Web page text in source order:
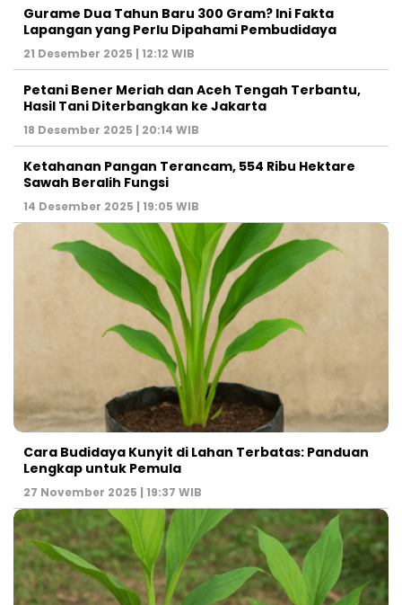
Gurame Dua Tahun Baru 300 Gram? Ini Fakta
Lapangan yang Perlu Dipahami Pembudidaya
21 Desember 2025 | 12:12 WIB
Petani Bener Meriah dan Aceh Tengah Terbantu,
Hasil Tani Diterbangkan ke Jakarta
18 Desember 2025 | 20:14 WIB
Ketahanan Pangan Terancam, 554 Ribu Hektare
Sawah Beralih Fungsi
14 Desember 2025 | 19:05 WIB
Cara Budidaya Kunyit di Lahan Terbatas: Panduan
Lengkap untuk Pemula
27 November 2025 | 19:37 WIB